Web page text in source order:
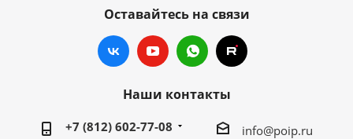
Оставайтесь на связи
Наши контакты
+7 (812) 602-77-08 info@poip.ru